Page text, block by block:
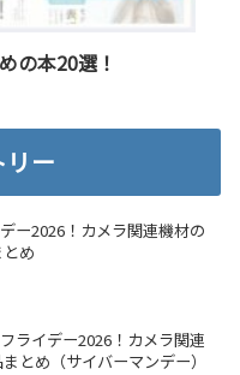
の本20選！
ー
ー2026！カメラ関連機材の
め
ライデー2026！カメラ関連
とめ（サイバーマンデー）